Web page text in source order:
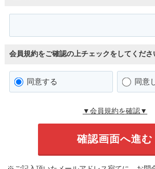
会員規約をご確認の上チェックをしてくださ
同意する 同意
▼会員規約を確認▼